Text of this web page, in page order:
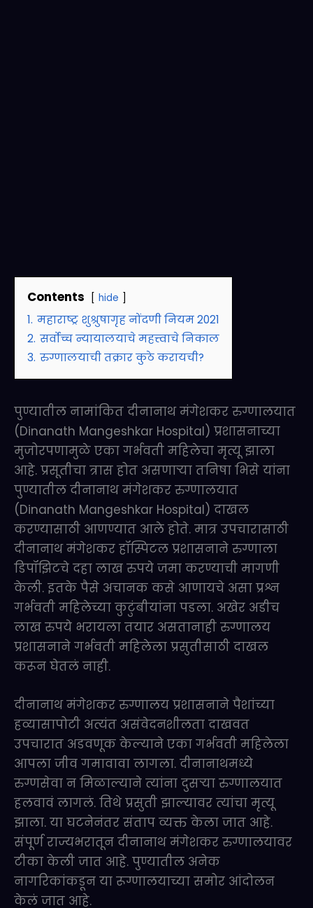
Contents hide
1. महाराष्ट्र शुश्रुषागृह नोंदणी नियम 2021
2. सर्वोच्च न्यायालयाचे महत्त्वाचे निकाल
3. रुग्णालयाची तक्रार कुठे करायची?
पुण्यातील नामांकित दीनानाथ मंगेशकर रुग्णालयात
(Dinanath Mangeshkar Hospital) प्रशासनाच्या
मुजोरपणामुळे एका गर्भवती महिलेचा मृत्यू झाला
आहे. प्रसूतीचा त्रास होत असणाऱ्या तनिषा भिसे यांना
पुण्यातील दीनानाथ मंगेशकर रुग्णालयात
(Dinanath Mangeshkar Hospital) दाखल
करण्यासाठी आणण्यात आले होते. मात्र उपचारासाठी
दीनानाथ मंगेशकर हॉस्पिटल प्रशासनाने रुग्णाला
डिपॉझिटचे दहा लाख रुपये जमा करण्याची मागणी
केली. इतके पैसे अचानक कसे आणायचे असा प्रश्न
गर्भवती महिलेच्या कुटुंबीयांना पडला. अखेर अडीच
लाख रुपये भरायला तयार असतानाही रुग्णालय
प्रशासनाने गर्भवती महिलेला प्रसुतीसाठी दाखल
करून घेतलं नाही.
दीनानाथ मंगेशकर रुग्णालय प्रशासनाने पैशांच्या
हव्यासापोटी अत्यंत असंवेदनशीलता दाखवत
उपचारात अडवणूक केल्याने एका गर्भवती महिलेला
आपला जीव गमावावा लागला. दीनानाथमध्ये
रुग्णसेवा न मिळाल्याने त्यांना दुसऱ्या रुग्णालयात
हलवावं लागलं. तिथे प्रसुती झाल्यावर त्यांचा मृत्यू
झाला. या घटनेनंतर संताप व्यक्त केला जात आहे.
संपूर्ण राज्यभरातून दीनानाथ मंगेशकर रुग्णालयावर
टीका केली जात आहे. पुण्यातील अनेक
नागरिकांकडून या रूग्णालयाच्या समोर आंदोलन
केलं जात आहे.